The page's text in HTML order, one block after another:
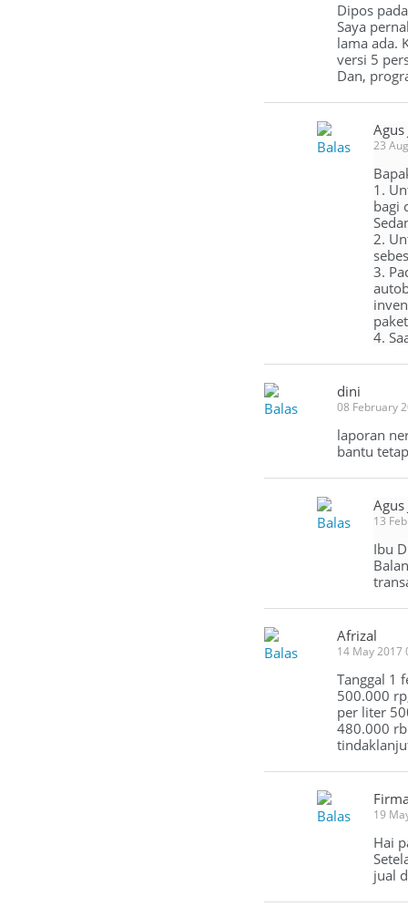
Dipos
Saya
lama ada.
versi 5
Dan,
Balas
Agus
23
1.
bagi
2.
3.
4.
Balas
dini
08 February
laporan
bantu
Balas
Agus
13
Ibu
Balas
Afrizal
14 May 2017
Tanggal 1
500.000
per liter
480.000
Balas 19
Hai
jual